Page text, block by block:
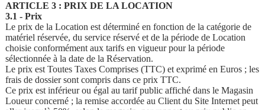
ARTICLE 3 : PRIX DE LA LOCATION
3.1 - Prix
Le prix de la Location est déterminé en fonction de la catégorie de
matériel réservée, du service réservé et de la période de Location
choisie conformément aux tarifs en vigueur pour la période
sélectionnée à la date de la Réservation.
Le prix est Toutes Taxes Comprises (TTC) et exprimé en Euros ; les
frais de dossier sont compris dans ce prix TTC.
Ce prix est inférieur ou égal au tarif public affiché dans le Magasin
Loueur concerné ; la remise accordée au Client du Site Internet peut